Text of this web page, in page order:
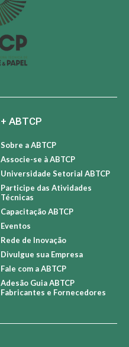
+ ABTCP
Sobre a ABTCP
Associe-se à ABTCP
Universidade Setorial ABTCP
Participe das Atividades
Técnicas
Capacitação ABTCP
Eventos
Rede de Inovação
Divulgue sua Empresa
Fale com a ABTCP
Adesão Guia ABTCP
Fabricantes e Fornecedores